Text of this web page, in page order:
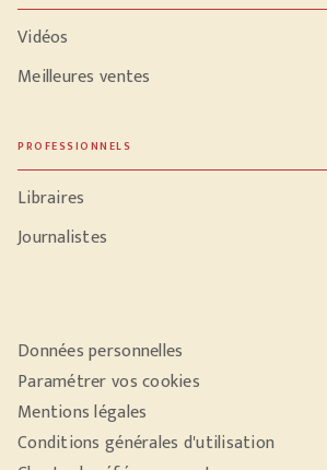
Vidéos
Meilleures ventes
PROFESSIONNELS
Libraires
Journalistes
Données personnelles
Paramétrer vos cookies
Mentions légales
Conditions générales d'utilisation